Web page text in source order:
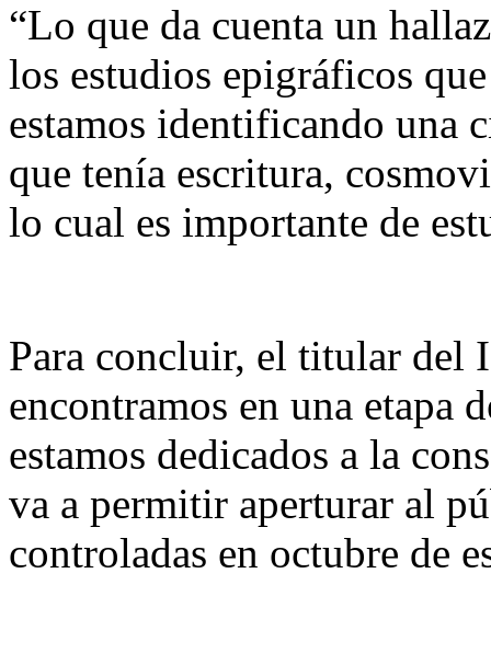
“Lo que da cuenta un
los estudios epigráficos
estamos identificando una
que tenía escritura,
lo cual es importante de
Para concluir, el titular del
encontramos en una etapa
estamos dedicados a la
va a permitir aperturar al
controladas en octubre de